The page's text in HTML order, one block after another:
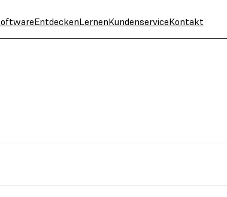
EntdeckenLernenKundenserviceKontakt